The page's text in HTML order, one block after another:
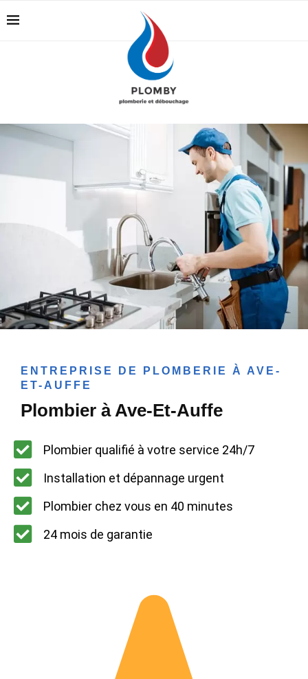
ENTREPRISE DE PLOMBERIE À AVE-
ET-AUFFE
Plombier à Ave-Et-Auffe
Plombier qualifié à votre service 24h/7
Installation et dépannage urgent
Plombier chez vous en 40 minutes
24 mois de garantie